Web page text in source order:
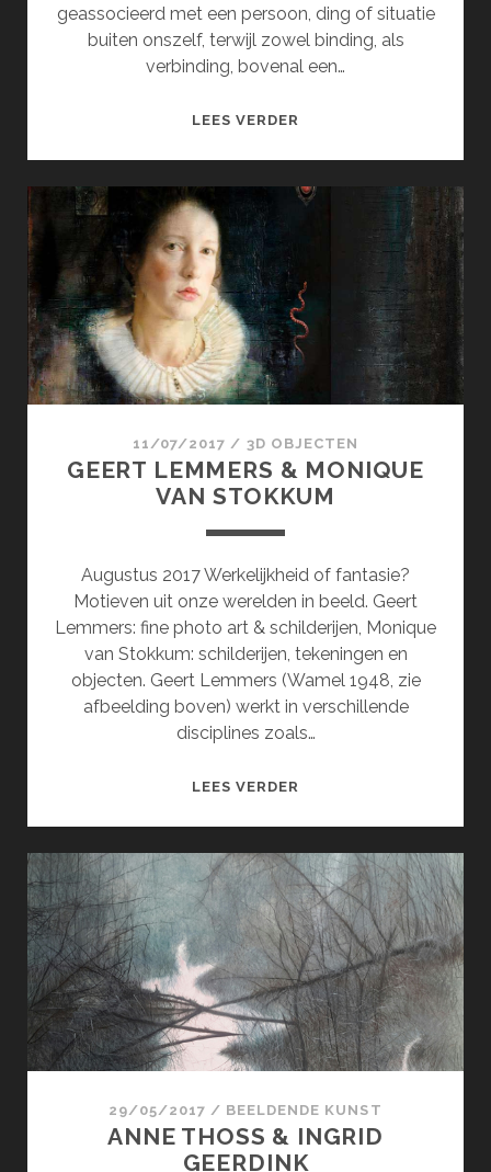
geassocieerd met een persoon, ding of situatie
buiten onszelf, terwijl zowel binding, als
verbinding, bovenal een…
LEES VERDER
&
11/07/2017 / 3D OBJECTEN
GEERT LEMMERS & MONIQUE
VAN STOKKUM
Augustus 2017 Werkelijkheid of fantasie?
Motieven uit onze werelden in beeld. Geert
Lemmers: fine photo art & schilderijen, Monique
van Stokkum: schilderijen, tekeningen en
objecten. Geert Lemmers (Wamel 1948, zie
afbeelding boven) werkt in verschillende
disciplines zoals…
LEES VERDER
MONIQUE
VAN
STOKKUM
29/05/2017 / BEELDENDE KUNST
ANNE THOSS & INGRID
GEERDINK